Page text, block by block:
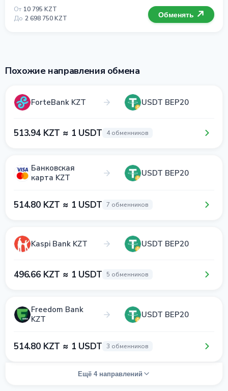
От 10 795 KZT
До 2 698 750 KZT Обменять
Похожие направления обмена
ForteBank KZT USDT BEP20
513.94 KZT ≈ 1 USDT 4 обменников
Банковская
карта KZT
USDT BEP20
514.80 KZT ≈ 1 USDT 7 обменников
Kaspi Bank KZT USDT BEP20
496.66 KZT ≈ 1 USDT 5 обменников
Freedom Bank
KZT
USDT BEP20
514.80 KZT ≈ 1 USDT 3 обменников
Ещё 4 направлений